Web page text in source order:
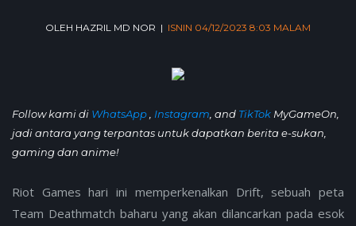
OLEH HAZRIL MD NOR | ISNIN 04/12/2023 8:03 MALAM
Follow kami di WhatsApp Instagram , and TikTok MyGameOn,
jadi antara yang terpantas untuk dapatkan berita e-sukan,
gaming dan anime!
Riot Games hari ini memperkenalkan Drift, sebuah peta
Team Deathmatch baharu yang akan dilancarkan pada esok